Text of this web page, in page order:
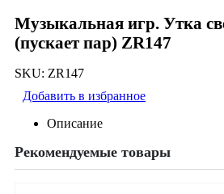
Музыкальная игр. Утка
(пускает пар) ZR147
SKU: ZR147
Добавить в избранное
Описание
Рекомендуемые товары